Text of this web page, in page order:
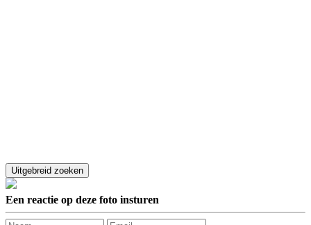
Een reactie op deze foto insturen